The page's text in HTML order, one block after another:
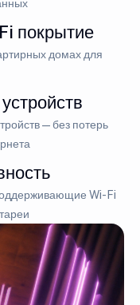
покрытие
домах для
— без потерь
Wi-Fi